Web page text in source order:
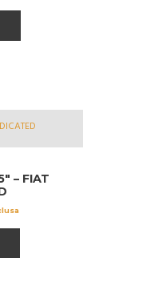
690.00.
– FIAT